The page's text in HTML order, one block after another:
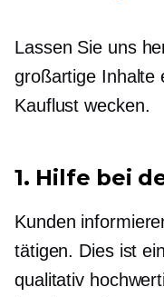
Lassen Sie uns
großartige Inhalte
Kauflust wecken.
1. Hilfe bei
Kunden
tätigen. Dies ist
qualitativ